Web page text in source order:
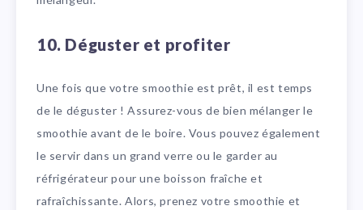
10. Déguster et profiter
Une fois que votre smoothie est prêt, il est temps
de le déguster ! Assurez-vous de bien mélanger le
smoothie avant de le boire. Vous pouvez également
le servir dans un grand verre ou le garder au
réfrigérateur pour une boisson fraîche et
rafraîchissante. Alors, prenez votre smoothie et